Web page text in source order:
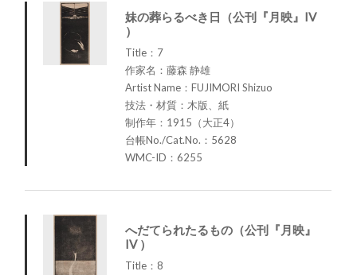
妹の葬らるべき日（公刊『月映』IV
）
Title：7
作家名：藤森 静雄
Artist Name：FUJIMORI Shizuo
技法・材質：木版、紙
制作年：1915（大正4）
台帳No./Cat.No.：5628
WMC-ID：6255
へだてられたるもの（公刊『月映』
IV ）
Title：8